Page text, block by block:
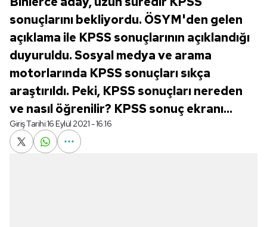
sonuçlarını bekliyordu. ÖSYM'den gelen
açıklama ile KPSS sonuçlarının açıklandığı
duyuruldu. Sosyal medya ve arama
motorlarında KPSS sonuçları sıkça
araştırıldı. Peki, KPSS sonuçları nereden
ve nasıl öğrenilir? KPSS sonuç ekranı...
Giriş Tarihi:16 Eylül 2021 - 16:16